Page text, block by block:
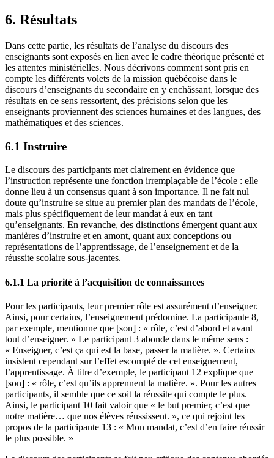
6. Résultats
Dans cette partie, les résultats de l’analyse du discours des
enseignants sont exposés en lien avec le cadre théorique présenté et
les attentes ministérielles. Nous décrivons comment sont pris en
compte les différents volets de la mission québécoise dans le
discours d’enseignants du secondaire en y enchâssant, lorsque des
résultats en ce sens ressortent, des précisions selon que les
enseignants proviennent des sciences humaines et des langues, des
mathématiques et des sciences.
6.1 Instruire
Le discours des participants met clairement en évidence que
l’instruction représente une fonction irremplaçable de l’école : elle
donne lieu à un consensus quant à son importance. Il ne fait nul
doute qu’instruire se situe au premier plan des mandats de l’école,
mais plus spécifiquement de leur mandat à eux en tant
qu’enseignants. En revanche, des distinctions émergent quant aux
manières d’instruire et en amont, quant aux conceptions ou
représentations de l’apprentissage, de l’enseignement et de la
réussite scolaire sous-jacentes.
6.1.1 La priorité à l’acquisition de connaissances
Pour les participants, leur premier rôle est assurément d’enseigner.
Ainsi, pour certains, l’enseignement prédomine. La participante 8,
par exemple, mentionne que [son] : « rôle, c’est d’abord et avant
tout d’enseigner. » Le participant 3 abonde dans le même sens :
« Enseigner, c’est ça qui est la base, passer la matière. ». Certains
insistent cependant sur l’effet escompté de cet enseignement,
l’apprentissage. À titre d’exemple, le participant 12 explique que
[son] : « rôle, c’est qu’ils apprennent la matière. ». Pour les autres
participants, il semble que ce soit la réussite qui compte le plus.
Ainsi, le participant 10 fait valoir que « le but premier, c’est que
notre matière… que nos élèves réussissent. », ce qui rejoint les
propos de la participante 13 : « Mon mandat, c’est d’en faire réussir
le plus possible. »